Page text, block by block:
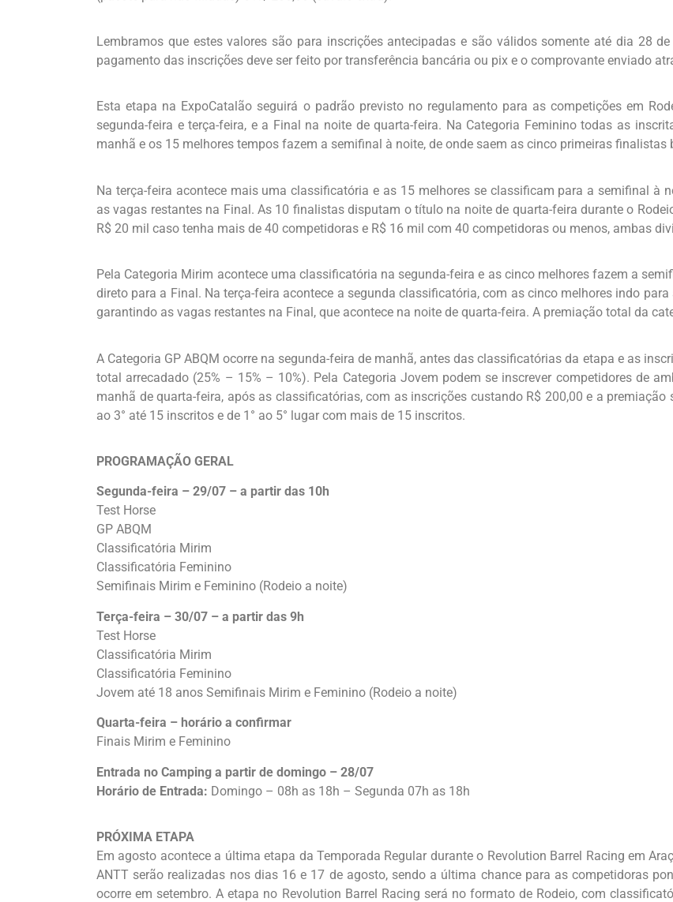
Lembramos que estes valores são para inscrições antecipadas e são válidos somente até dia 28
pagamento das inscrições deve ser feito por transferência bancária ou pix e o comprovante enviado
Esta etapa na ExpoCatalão seguirá o padrão previsto no regulamento para as competições em
segunda-feira e terça-feira, e a Final na noite de quarta-feira. Na Categoria Feminino todas as
manhã e os 15 melhores tempos fazem a semifinal à noite, de onde saem as cinco primeiras
Na terça-feira acontece mais uma classificatória e as 15 melhores se classificam para a semifinal à
as vagas restantes na Final. As 10 finalistas disputam o título na noite de quarta-feira durante o
R$ 20 mil caso tenha mais de 40 competidoras e R$ 16 mil com 40 competidoras ou menos, ambas
Pela Categoria Mirim acontece uma classificatória na segunda-feira e as cinco melhores fazem a
direto para a Final. Na terça-feira acontece a segunda classificatória, com as cinco melhores indo
garantindo as vagas restantes na Final, que acontece na noite de quarta-feira. A premiação total da
A Categoria GP ABQM ocorre na segunda-feira de manhã, antes das classificatórias da etapa e as
total arrecadado (25% – 15% – 10%). Pela Categoria Jovem podem se inscrever competidores de
manhã de quarta-feira, após as classificatórias, com as inscrições custando R$ 200,00 e a premiação
ao 3° até 15 inscritos e de 1° ao 5° lugar com mais de 15 inscritos.
PROGRAMAÇÃO GERAL
Segunda-feira – 29/07 – a partir das 10h
Test Horse
GP ABQM
Classificatória Mirim
Classificatória Feminino
Semifinais Mirim e Feminino (Rodeio a noite)
Terça-feira – 30/07 – a partir das 9h
Test Horse
Classificatória Mirim
Classificatória Feminino
Jovem até 18 anos Semifinais Mirim e Feminino (Rodeio a noite)
Quarta-feira – horário a confirmar
Finais Mirim e Feminino
Entrada no Camping a partir de domingo – 28/07
Horário de Entrada: Domingo – 08h as 18h – Segunda 07h as 18h
PRÓXIMA ETAPA
Em agosto acontece a última etapa da Temporada Regular durante o Revolution Barrel Racing em
ANTT serão realizadas nos dias 16 e 17 de agosto, sendo a última chance para as competidoras
ocorre em setembro. A etapa no Revolution Barrel Racing será no formato de Rodeio, com